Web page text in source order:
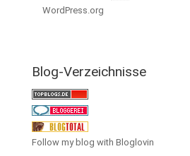
WordPress.org
Blog-Verzeichnisse
Follow my blog with Bloglovin